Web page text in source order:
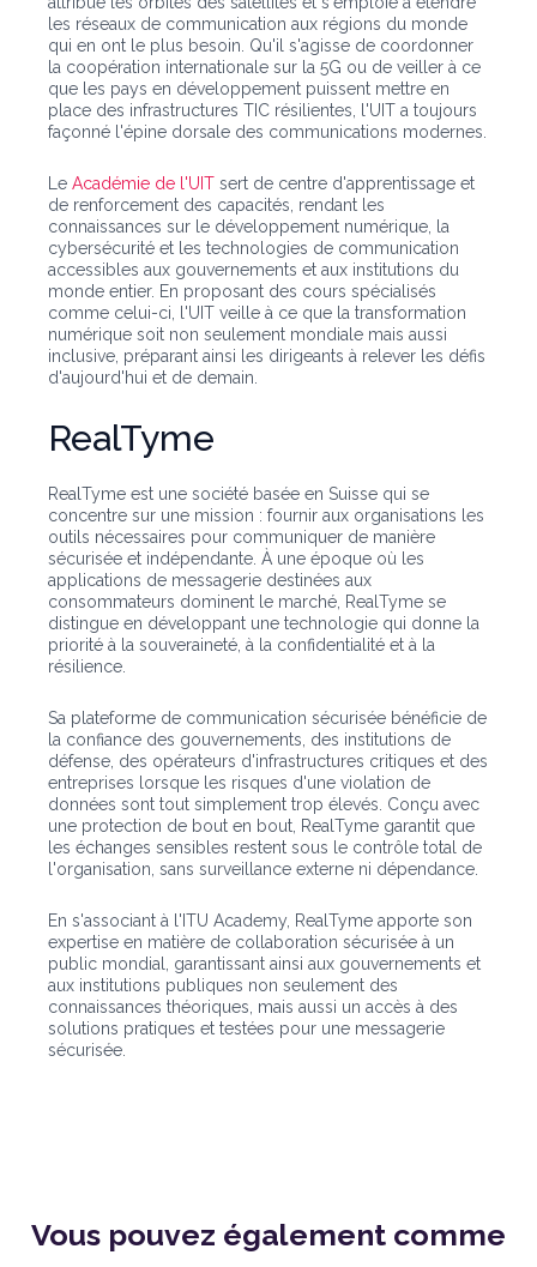
les réseaux de communication aux régions du monde
qui en ont le plus besoin. Qu'il s'agisse de coordonner
la coopération internationale sur la 5G ou de veiller à ce
que les pays en développement puissent mettre en
place des infrastructures TIC résilientes, l'UIT a toujours
façonné l'épine dorsale des communications modernes.
Le Académie de l'UIT sert de centre d'apprentissage et
de renforcement des capacités, rendant les
connaissances sur le développement numérique, la
cybersécurité et les technologies de communication
accessibles aux gouvernements et aux institutions du
monde entier. En proposant des cours spécialisés
comme celui-ci, l'UIT veille à ce que la transformation
numérique soit non seulement mondiale mais aussi
inclusive, préparant ainsi les dirigeants à relever les défis
d'aujourd'hui et de demain.
RealTyme
RealTyme est une société basée en Suisse qui se
concentre sur une mission : fournir aux organisations les
outils nécessaires pour communiquer de manière
sécurisée et indépendante. À une époque où les
applications de messagerie destinées aux
consommateurs dominent le marché, RealTyme se
distingue en développant une technologie qui donne la
priorité à la souveraineté, à la confidentialité et à la
résilience.
Sa plateforme de communication sécurisée bénéficie de
la confiance des gouvernements, des institutions de
défense, des opérateurs d'infrastructures critiques et des
entreprises lorsque les risques d'une violation de
données sont tout simplement trop élevés. Conçu avec
une protection de bout en bout, RealTyme garantit que
les échanges sensibles restent sous le contrôle total de
l'organisation, sans surveillance externe ni dépendance.
En s'associant à l'ITU Academy, RealTyme apporte son
expertise en matière de collaboration sécurisée à un
public mondial, garantissant ainsi aux gouvernements et
aux institutions publiques non seulement des
connaissances théoriques, mais aussi un accès à des
solutions pratiques et testées pour une messagerie
sécurisée.
Vous pouvez également comme